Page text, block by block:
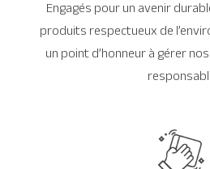
Engagés pour un avenir
produits respectueux de
un point d’honneur à gérer